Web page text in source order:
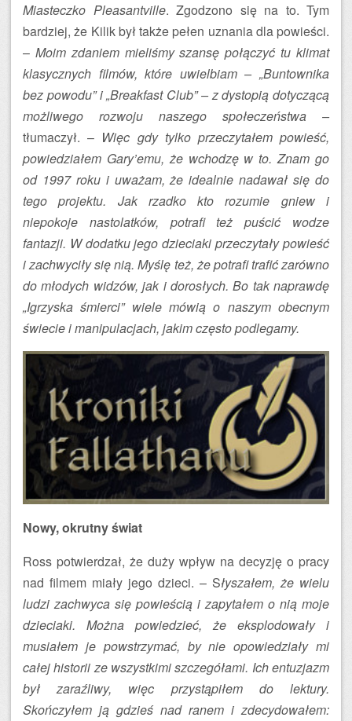
Miasteczko Pleasantville. Zgodzono się na to. Tym
bardziej, że Kilik był także pełen uznania dla powieści.
– Moim zdaniem mieliśmy szansę połączyć tu klimat
klasycznych filmów, które uwielbiam – „Buntownika
bez powodu” i „Breakfast Club” – z dystopią dotyczącą
możliwego rozwoju naszego społeczeństwa –
tłumaczył. – Więc gdy tylko przeczytałem powieść,
powiedziałem Gary’emu, że wchodzę w to. Znam go
od 1997 roku i uważam, że idealnie nadawał się do
tego projektu. Jak rzadko kto rozumie gniew i
niepokoje nastolatków, potrafi też puścić wodze
fantazji. W dodatku jego dzieciaki przeczytały powieść
i zachwyciły się nią. Myślę też, że potrafi trafić zarówno
do młodych widzów, jak i dorosłych. Bo tak naprawdę
„Igrzyska śmierci” wiele mówią o naszym obecnym
świecie i manipulacjach, jakim często podlegamy.
Nowy, okrutny świat
Ross potwierdzał, że duży wpływ na decyzję o pracy
nad filmem miały jego dzieci. – Słyszałem, że wielu
ludzi zachwyca się powieścią i zapytałem o nią moje
dzieciaki. Można powiedzieć, że eksplodowały i
musiałem je powstrzymać, by nie opowiedziały mi
całej historii ze wszystkimi szczegółami. Ich entuzjazm
był zaraźliwy, więc przystąpiłem do lektury.
Skończyłem ją gdzieś nad ranem i zdecydowałem: